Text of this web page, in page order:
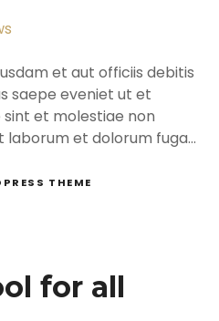
et aut officiis debitis
saepe eveniet ut et
et molestiae non
laborum et dolorum fuga…
THEME
for all